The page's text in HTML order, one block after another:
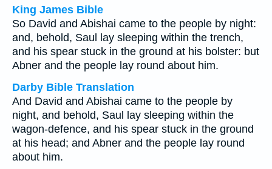
King James Bible
So David and Abishai came to the people by night:
and, behold, Saul lay sleeping within the trench,
and his spear stuck in the ground at his bolster: but
Abner and the people lay round about him.
Darby Bible Translation
And David and Abishai came to the people by
night, and behold, Saul lay sleeping within the
wagon-defence, and his spear stuck in the ground
at his head; and Abner and the people lay round
about him.